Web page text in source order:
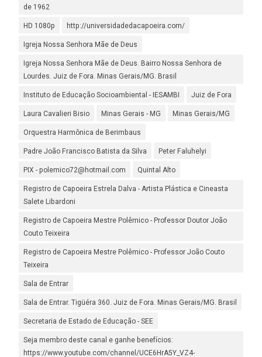
de 1962
HD 1080p http://universidadedacapoeira.com/
Igreja Nossa Senhora Mãe de Deus
Igreja Nossa Senhora Mãe de Deus. Bairro Nossa Senhora de
Lourdes. Juiz de Fora. Minas Gerais/MG. Brasil
Instituto de Educação Socioambiental - IESAMBI Juiz de Fora
Laura Cavalieri Bisio Minas Gerais - MG Minas Gerais/MG
Orquestra Harmônica de Berimbaus
Padre João Francisco Batista da Silva Peter Faluhelyi
PIX - polemico72@hotmail.com Quintal Alto
Registro de Capoeira Estrela Dalva - Artista Plástica e Cineasta
Salete Libardoni
Registro de Capoeira Mestre Polêmico - Professor Doutor João
Couto Teixeira
Registro de Capoeira Mestre Polêmico - Professor João Couto
Teixeira
Sala de Entrar
Sala de Entrar. Tigüéra 360. Juiz de Fora. Minas Gerais/MG. Brasil
Secretaria de Estado de Educação - SEE
Seja membro deste canal e ganhe benefícios:
https://www.youtube.com/channel/UCE6HrA5Y_VZ4-